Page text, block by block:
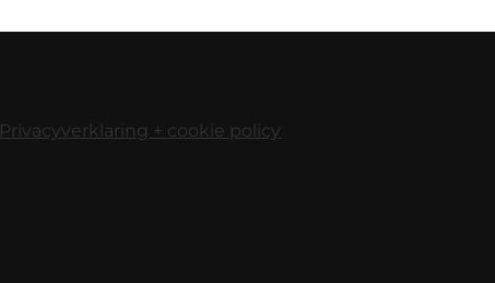
Privacyverklaring + cookie policy